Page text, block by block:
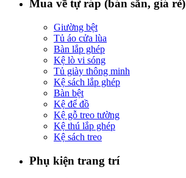
Mua về tự ráp (bán sẵn, giá rẻ)
Giường bệt
Tủ áo cửa lùa
Bàn lắp ghép
Kệ lò vi sóng
Tủ giày thông minh
Kệ sách lắp ghép
Bàn bệt
Kệ để đồ
Kệ gỗ treo tường
Kệ thú lắp ghép
Kệ sách treo
Phụ kiện trang trí